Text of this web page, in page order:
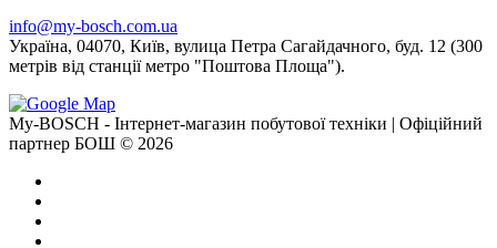
info@my-bosch.com.ua
Україна, 04070, Київ, вулица Петра Сагайдачного, буд. 12 (300
метрів від станції метро "Поштова Площа").
My-BOSCH - Інтернет-магазин побутової техніки | Офіційний
партнер БОШ © 2026